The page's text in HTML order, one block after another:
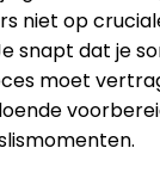
niet op
snapt dat je
moet